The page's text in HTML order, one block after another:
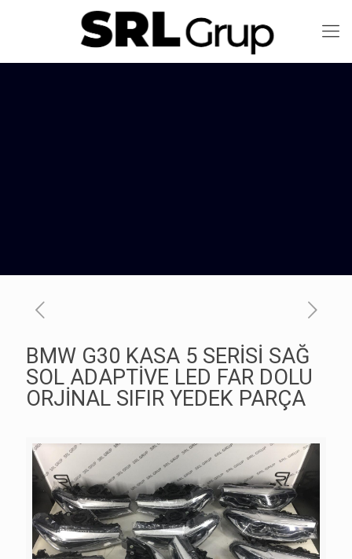
BMW G30 KASA 5 SERİSİ SAĞ
SOL ADAPTİVE LED FAR DOLU
ORJİNAL SIFIR YEDEK PARÇA